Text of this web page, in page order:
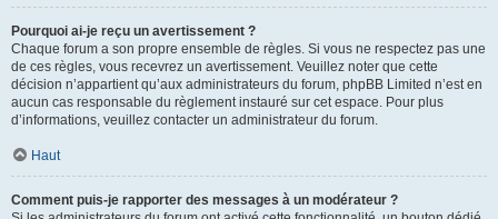
Pourquoi ai-je reçu un avertissement ?
Chaque forum a son propre ensemble de règles. Si vous ne respectez pas une
de ces règles, vous recevrez un avertissement. Veuillez noter que cette
décision n’appartient qu’aux administrateurs du forum, phpBB Limited n’est en
aucun cas responsable du règlement instauré sur cet espace. Pour plus
d’informations, veuillez contacter un administrateur du forum.
Haut
Comment puis-je rapporter des messages à un modérateur ?